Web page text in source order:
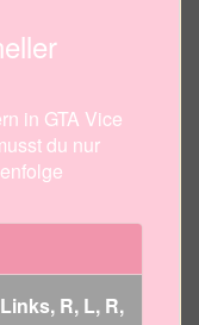
in GTA Vice
du nur
R, L, R,